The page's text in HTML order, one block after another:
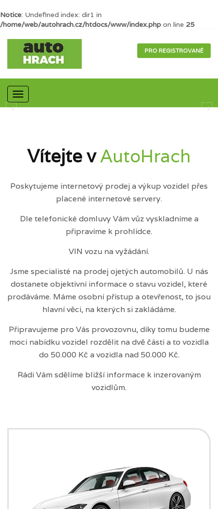
Notice: Undefined index: dir1 in
/home/web/autohrach.cz/htdocs/www/index.php on line 25
PRO REGISTROVANÉ
Mobilní
navigace
Vítejte vAutoHrach
Poskytujeme internetový prodej a výkup vozidel přes
placené internetové servery.
Dle telefonické domluvy Vám vůz vyskladníme a
připravíme k prohlídce.
VIN vozu na vyžádání.
Jsme specialisté na prodej ojetých automobilů. U nás
dostanete objektivní informace o stavu vozidel, které
prodáváme. Máme osobní přístup a otevřenost, to jsou
hlavní věci, na kterých si zakládáme.
Připravujeme pro Vás provozovnu, díky tomu budeme
moci nabídku vozidel rozdělit na dvě části a to vozidla
do 50.000 Kč a vozidla nad 50.000 Kč.
Rádi Vám sdělíme bližší informace k inzerovaným
vozidlům.